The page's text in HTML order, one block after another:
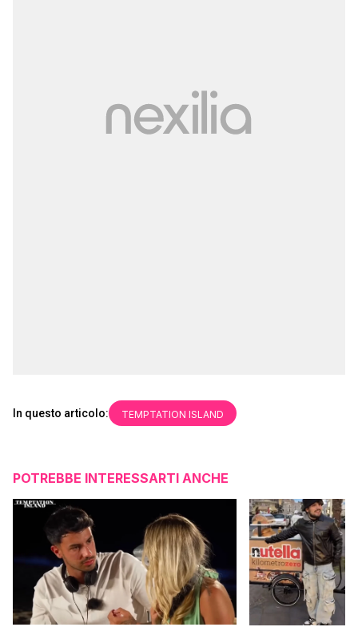
In questo articolo: TEMPTATION ISLAND
POTREBBE INTERESSARTI ANCHE